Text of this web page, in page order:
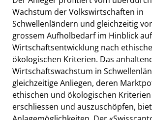
Wachstum der Volkswirtschaften in
Schwellenländern und gleichzeitig
grossem Aufholbedarf im Hinblick
Wirtschaftsentwicklung nach
ökologischen Kriterien. Das
Wirtschaftswachstum in
gleichzeitige Anliegen, deren
ethischen und ökologischen
erschliessen und auszuschöpfen,